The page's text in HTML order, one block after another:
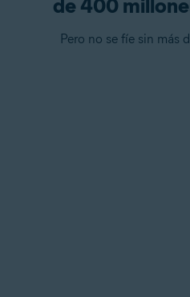
de 400
Pero no se fíe sin más